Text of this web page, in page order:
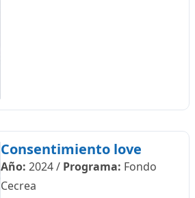
Consentimiento love
Año: 2024/ Programa: Fondo
Cecrea